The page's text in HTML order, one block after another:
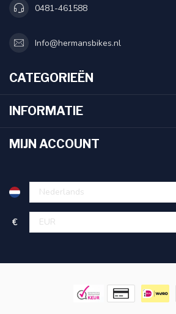
0481-461588
Info@hermansbikes.nl
CATEGORIEËN
INFORMATIE
MIJN ACCOUNT
€